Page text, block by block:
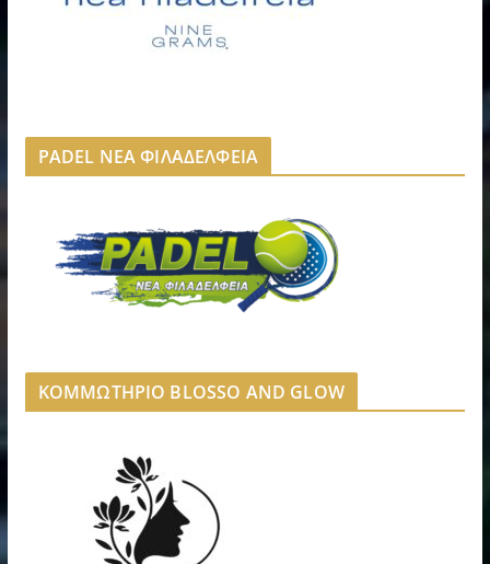
PADEL ΝΕΑ ΦΙΛΑΔΕΛΦΕΙΑ
ΚΟΜΜΩΤΗΡΙΟ BLOSSO AND GLOW